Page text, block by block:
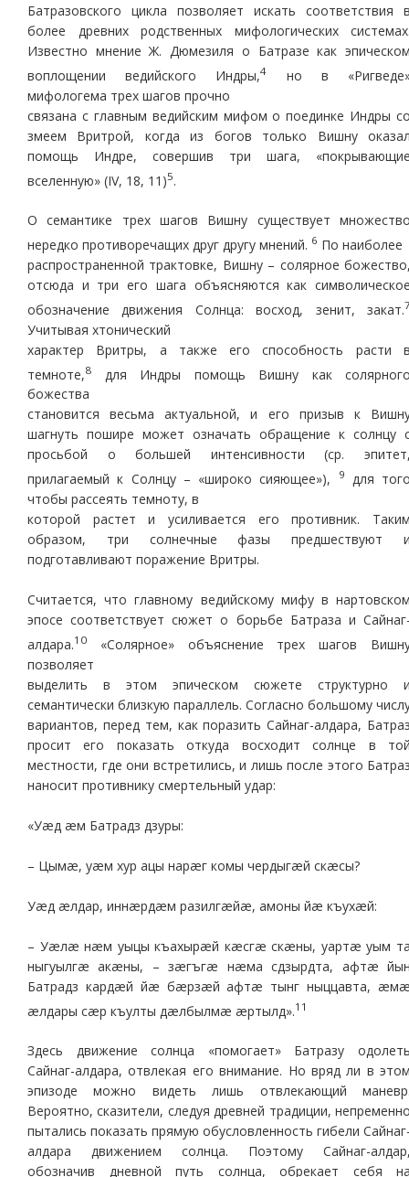
Батразовского цикла позволяет искать соответствия
более древних родственных мифологических
Известно мнение Ж. Дюмезиля о Батразе как
воплощении ведийского Индры,4
но в
мифологема трех шагов прочно
связана с главным ведийским мифом о поединке Индры
змеем Вритрой, когда из богов только Вишну
помощь Индре, совершив три шага,
вселенную» (IV, 18, 11)5.
О семантике трех шагов Вишну существует
нередко противоречащих друг другу мнений. 6 По наиболее
распространенной трактовке, Вишну – солярное
отсюда и три его шага объясняются как
обозначение движения Солнца: восход, зенит, закат.
Учитывая хтонический
характер Вритры, а также его способность расти
темноте,8
для Индры помощь Вишну как
божества
становится весьма актуальной, и его призыв к
шагнуть пошире может означать обращение к солнцу
просьбой о большей интенсивности (ср.
прилагаемый к Солнцу – «широко сияющее»),
9 для
чтобы рассеять темноту, в
которой растет и усиливается его противник.
образом, три солнечные фазы предшествуют
подготавливают поражение Вритры.
Считается, что главному ведийскому мифу в
эпосе соответствует сюжет о борьбе Батраза и
алдара.10
«Солярное» объяснение трех шагов
позволяет
выделить в этом эпическом сюжете структурно
семантически близкую параллель. Согласно большому
вариантов, перед тем, как поразить Сайнаг-алдара,
просит его показать откуда восходит солнце в
местности, где они встретились, и лишь после этого
наносит противнику смертельный удар:
«Уæд æм Батрадз дзуры:
– Цымæ, уæм хур ацы нарæг комы чердыгæй скæсы?
Уæд æлдар, иннæрдæм разилгæйæ, амоны йæ къухæй:
– Уæлæ нæм уыцы къахырæй кæсгæ скæны, уартæ уым
ныгуылгæ акæны, – зæгъгæ нæма сдзырдта, афтæ
Батрадз кардæй йæ бæрзæй афтæ тынг ныццавта,
æлдары сæр къулты дæлбылмæ æртылд».11
Здесь движение солнца «помогает» Батразу
Сайнаг-алдара, отвлекая его внимание. Но вряд ли в
эпизоде можно видеть лишь отвлекающий
Вероятно, сказители, следуя древней традиции,
пытались показать прямую обусловленность гибели
алдара движением солнца. Поэтому Сайнаг-
обозначив дневной путь солнца, обрекает себя